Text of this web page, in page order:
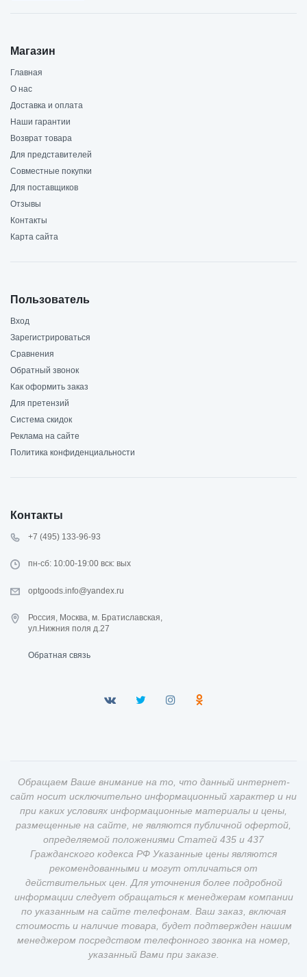
Магазин
Главная
О нас
Доставка и оплата
Наши гарантии
Возврат товара
Для представителей
Совместные покупки
Для поставщиков
Отзывы
Контакты
Карта сайта
Пользователь
Вход
Зарегистрироваться
Сравнения
Обратный звонок
Как оформить заказ
Для претензий
Система скидок
Реклама на сайте
Политика конфиденциальности
Контакты
+7 (495) 133-96-93
пн-сб: 10:00-19:00 вск: вых
optgoods.info@yandex.ru
Россия, Москва, м. Братиславская,
ул.Нижния поля д.27
Обратная связь
Обращаем Ваше внимание на то, что данный интернет-
сайт носит исключительно информационный характер и ни
при каких условиях информационные материалы и цены,
размещенные на сайте, не являются публичной офертой,
определяемой положениями Статей 435 и 437
Гражданского кодекса РФ Указанные цены являются
рекомендованными и могут отличаться от
действительных цен. Для уточнения более подробной
информации следует обращаться к менеджерам компании
по указанным на сайте телефонам. Ваш заказ, включая
стоимость и наличие товара, будет подтвержден нашим
менеджером посредством телефонного звонка на номер,
указанный Вами при заказе.